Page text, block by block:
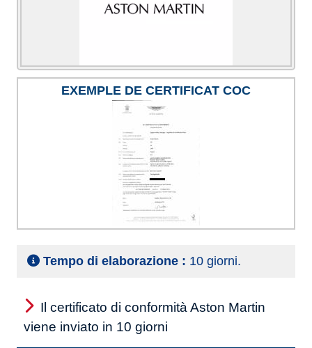
EXEMPLE DE CERTIFICAT COC
Tempo di elaborazione : 10 giorni.
Il certificato di conformità Aston Martin
viene inviato in 10 giorni